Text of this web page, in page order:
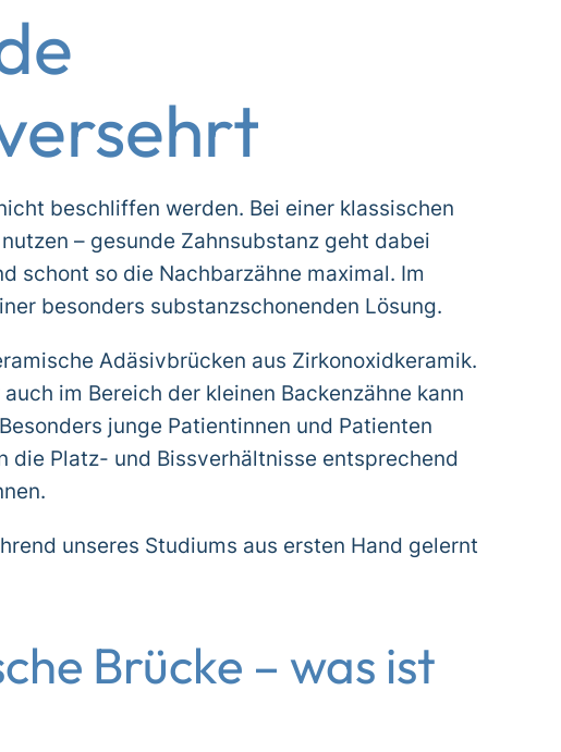
beschliffen werden. Bei einer klassischen
– gesunde Zahnsubstanz geht dabei
schont so die Nachbarzähne maximal. Im
besonders substanzschonenden Lösung.
Adäsivbrücken aus Zirkonoxidkeramik.
im Bereich der kleinen Backenzähne kann
junge Patientinnen und Patienten
die Platz- und Bissverhältnisse entsprechend
unseres Studiums aus ersten Hand gelernt
Brücke – was ist